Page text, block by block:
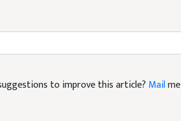
to improve this article?